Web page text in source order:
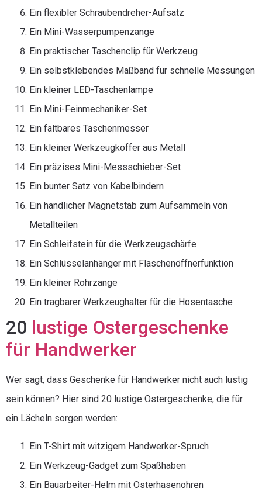
Ein flexibler Schraubendreher-Aufsatz
Ein Mini-Wasserpumpenzange
Ein praktischer Taschenclip für Werkzeug
Ein selbstklebendes Maßband für schnelle Messungen
Ein kleiner LED-Taschenlampe
Ein Mini-Feinmechaniker-Set
Ein faltbares Taschenmesser
Ein kleiner Werkzeugkoffer aus Metall
Ein präzises Mini-Messschieber-Set
Ein bunter Satz von Kabelbindern
Ein handlicher Magnetstab zum Aufsammeln von
Metallteilen
Ein Schleifstein für die Werkzeugschärfe
Ein Schlüsselanhänger mit Flaschenöffnerfunktion
Ein kleiner Rohrzange
Ein tragbarer Werkzeughalter für die Hosentasche
20 lustige Ostergeschenke
für Handwerker
Wer sagt, dass Geschenke für Handwerker nicht auch lustig
sein können? Hier sind 20 lustige Ostergeschenke, die für
ein Lächeln sorgen werden:
Ein T-Shirt mit witzigem Handwerker-Spruch
Ein Werkzeug-Gadget zum Spaßhaben
Ein Bauarbeiter-Helm mit Osterhasenohren